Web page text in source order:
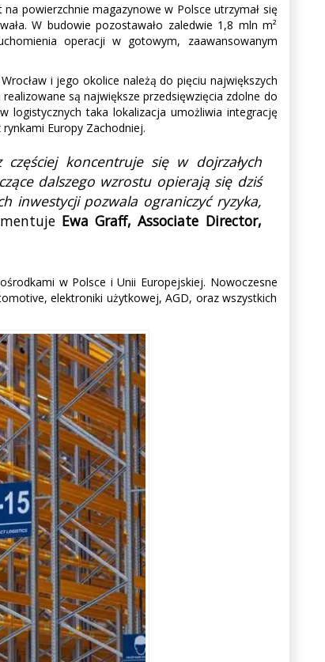
powierzchnie magazynowe w Polsce utrzymał się
W budowie pozostawało zaledwie 1,8 mln m²
operacji w gotowym, zaawansowanym
i jego okolice należą do pięciu największych
są największe przedsięwzięcia zdolne do
logistycznych taka lokalizacja umożliwia integrację
Europy Zachodniej.
koncentruje się w dojrzałych
dalszego wzrostu opierają się dziś
inwestycji pozwala ograniczyć ryzyka,
Ewa Graff, Associate Director,
w Polsce i Unii Europejskiej. Nowoczesne
elektroniki użytkowej, AGD, oraz wszystkich